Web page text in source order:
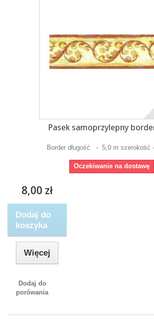
Pasek samoprzylepny
Border długość - 5,0 m szerokość
Oczekiwanie na dostawę
8,00 zł
Dodaj do
koszyka
Więcej
Dodaj do
porówania